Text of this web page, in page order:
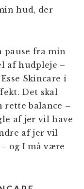
hud, der
pause fra min
af hudpleje –
Skincare i
Det skal
balance –
af jer vil have
af jer vil
og I må være